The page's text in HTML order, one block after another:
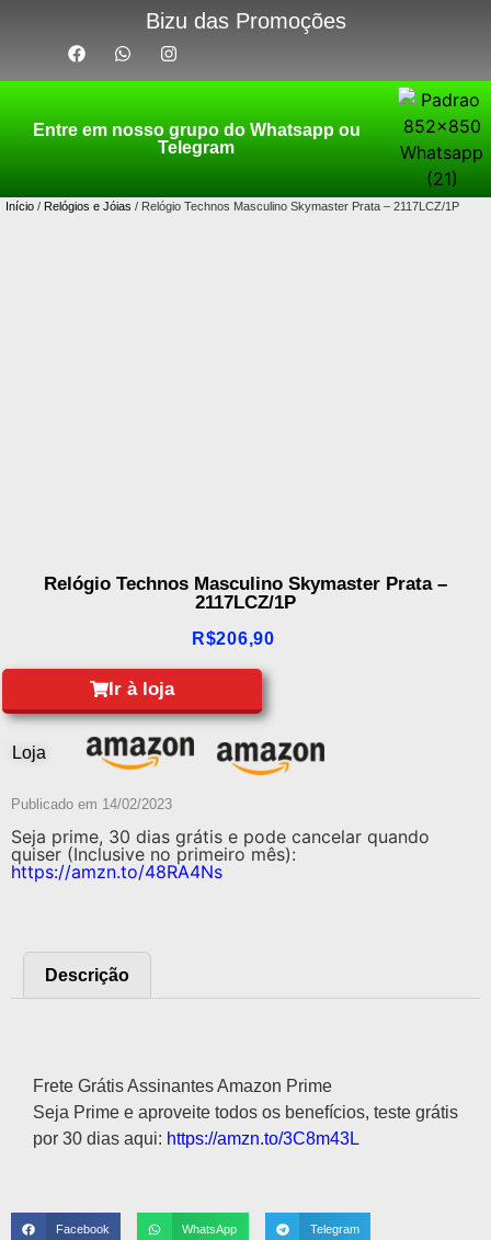
Bizu das Promoções
Entre em nosso grupo do Whatsapp ou
Telegram
Início / Relógios e Jóias / Relógio Technos Masculino Skymaster Prata – 2117LCZ/1P
Relógio Technos Masculino Skymaster Prata –
2117LCZ/1P
R$206,90
Ir à loja
Loja
Publicado em 14/02/2023
Seja prime, 30 dias grátis e pode cancelar quando
quiser (Inclusive no primeiro mês):
https://amzn.to/48RA4Ns
Descrição
Frete Grátis Assinantes Amazon Prime
Seja Prime e aproveite todos os benefícios, teste grátis
por 30 dias aqui: https://amzn.to/3C8m43L
Facebook WhatsApp Telegram